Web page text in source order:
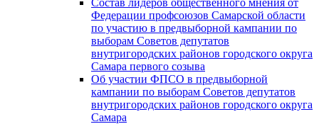
Федерации профсоюзов Самарской области
по участию в предвыборной кампании по
выборам Советов депутатов
внутригородских районов городского округа
Самара первого созыва
Об участии ФПСО в предвыборной
кампании по выборам Советов депутатов
внутригородских районов городского округа
Самара